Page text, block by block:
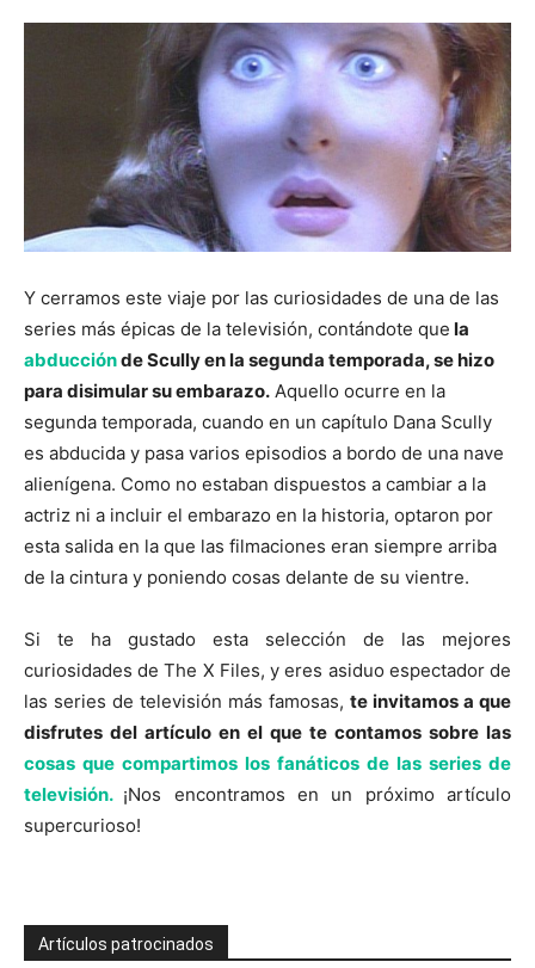
Y cerramos este viaje por las curiosidades de una de las
series más épicas de la televisión, contándote que la
abducciónde Scully en la segunda temporada, se hizo
para disimular su embarazo. Aquello ocurre en la
segunda temporada, cuando en un capítulo Dana Scully
es abducida y pasa varios episodios a bordo de una nave
alienígena. Como no estaban dispuestos a cambiar a la
actriz ni a incluir el embarazo en la historia, optaron por
esta salida en la que las filmaciones eran siempre arriba
de la cintura y poniendo cosas delante de su vientre.
Si te ha gustado esta selección de las mejores
curiosidades de The X Files, y eres asiduo espectador de
las series de televisión más famosas, te invitamos a que
disfrutes del artículo en el que te contamos sobre las
cosas que compartimos los fanáticos de las series de
televisión. ¡Nos encontramos en un próximo artículo
supercurioso!
Artículos patrocinados